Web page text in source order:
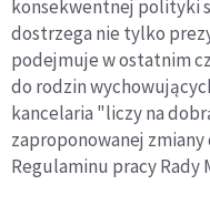
konsekwentnej polityki
dostrzega nie tylko
podejmuje w ostatnim
do rodzin
kancelaria "liczy na
zaproponowanej zmiany
Regulaminu pracy Rady